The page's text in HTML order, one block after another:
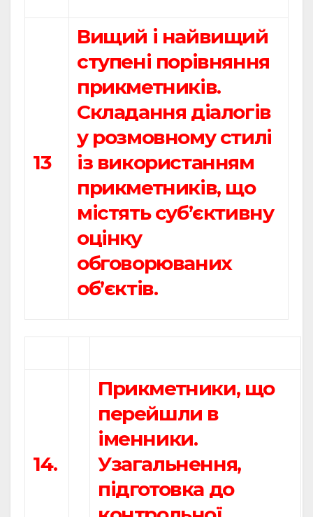
13
Вищий і найвищий
ступені порівняння
прикметників.
Складання діалогів
у розмовному стилі
із використанням
прикметників, що
містять суб’єктивну
оцінку
обговорюваних
об’єктів.
14.
Прикметники, що
перейшли в
іменники.
Узагальнення,
підготовка до